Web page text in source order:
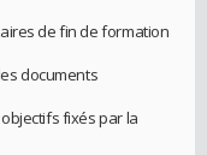
de fin de formation
documents
fixés par la